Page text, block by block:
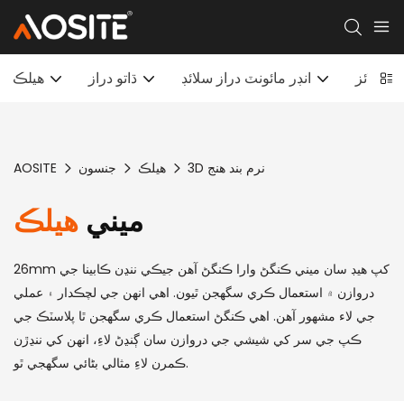
هيلڪ ڌاتو دراز انڊر مائونٽ دراز سلائڊ سلائز
AOSITE جنسون هيلڪ 3D نرم بند هنج
ميني هيلڪ
26mm کپ هيڊ سان ميني ڪنگڻ وارا ڪنگڻ آهن جيڪي ننڍن ڪابينا جي
دروازن ۾ استعمال ڪري سگھجن ٿيون. اهي انهن جي لچڪدار ۽ عملي
جي لاء مشهور آهن. اهي ڪنگڻ استعمال ڪري سگهجن ٿا پلاسٽڪ جي
ڪپ جي سر کي شيشي جي دروازن سان ڳنڍڻ لاءِ، انهن کي ننڍڙن
ڪمرن لاءِ مثالي بڻائي سگهجي ٿو.